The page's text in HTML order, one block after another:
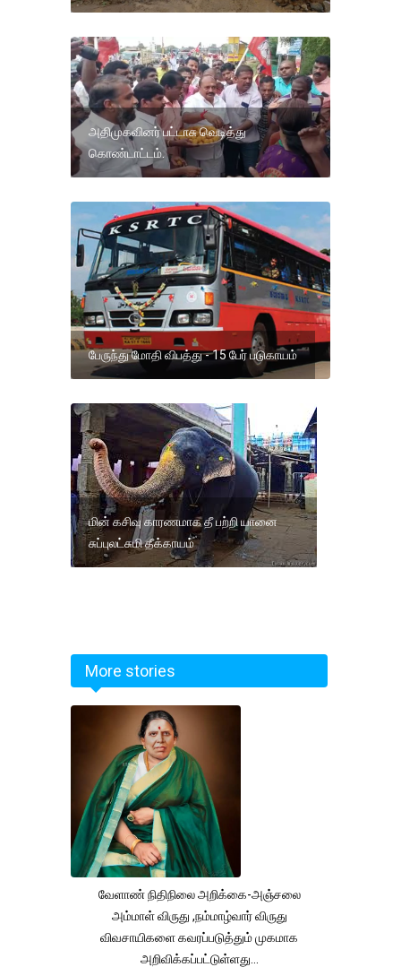
அதிமுகவினர் பட்டாசு வெடித்து
கொண்டாட்டம்.
பேருந்து மோதி விபத்து - 15 பேர் படுகாயம்
மின் கசிவு காரணமாக தீ பற்றி யானை
சுப்புலட்சுமி தீக்காயம்
More stories
வேளாண் நிதிநிலை அறிக்கை-அஞ்சலை
அம்மாள் விருது ,நம்மாழ்வார் விருது
விவசாயிகளை கவரப்படுத்தும் முகமாக
அறிவிக்கப்பட்டுள்ளது...